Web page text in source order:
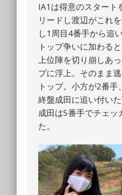
IA1は得意のスタート
リードし渡辺がこれ
し1周目4番手から追
トップ争いに加わる
上位陣を切り崩しあ
プに浮上。そのまま
トップ。小方が2番手
終盤成田に追い付い
成田は5番手でチェッ
た。